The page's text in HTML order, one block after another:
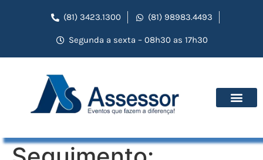
(81) 3423.1300 (81) 98983.4493
Segunda a sexta – 08h30 as 17h30